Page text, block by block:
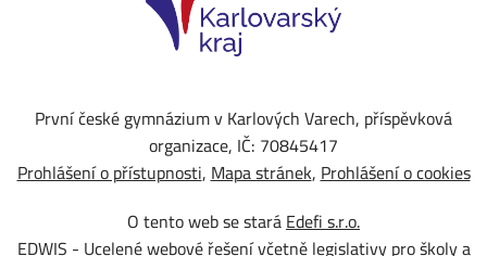
První české gymnázium v Karlových Varech, příspěvková
organizace, IČ: 70845417
Prohlášení o přístupnosti Mapa stránek Prohlášení o cookies
O tento web se staráEdefi s.r.o.
EDWIS - Ucelené webové řešení včetně legislativy pro školy a